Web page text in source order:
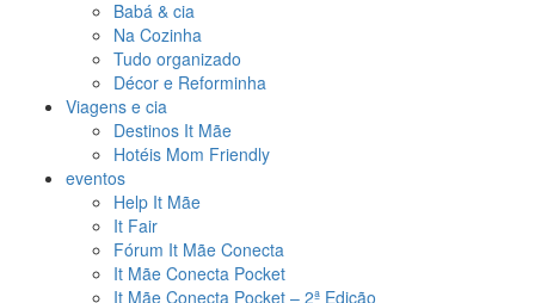
Babá & cia
Na Cozinha
Tudo organizado
Décor e Reforminha
Viagens e cia
Destinos It Mãe
Hotéis Mom Friendly
eventos
Help It Mãe
It Fair
Fórum It Mãe Conecta
It Mãe Conecta Pocket
It Mãe Conecta Pocket – 2ª Edição